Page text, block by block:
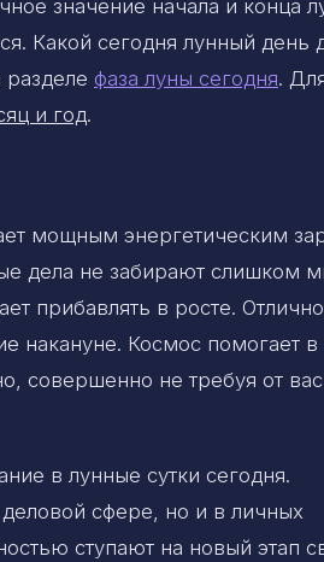
значение начала и конца
Какой сегодня лунный день
фаза луны сегодня.
и год.
мощным энергетическим
дела не забирают слишком
прибавлять в росте.
накануне. Космос помогает в
совершенно не требуя от вас
в лунные сутки сегодня.
деловой сфере, но и в личных
ступают на новый этап